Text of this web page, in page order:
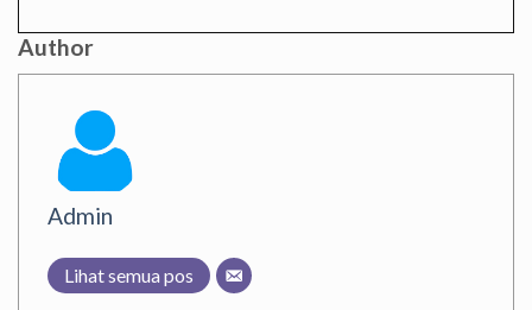
Author
Admin
Lihat semua pos